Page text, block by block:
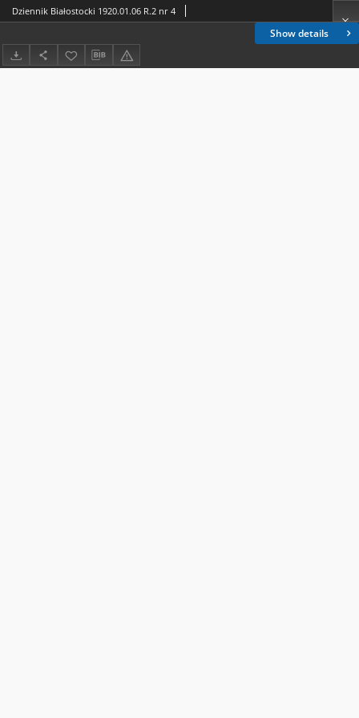
Show details
Dziennik Białostocki 1920.01.06 R.2 nr 4